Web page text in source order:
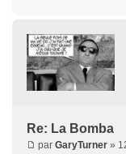
Re: La Bomba
par GaryTurner »